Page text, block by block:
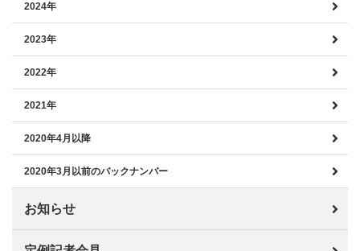
2024年
2023年
2022年
2021年
2020年4月以降
2020年3月以前のバックナンバー
お知らせ